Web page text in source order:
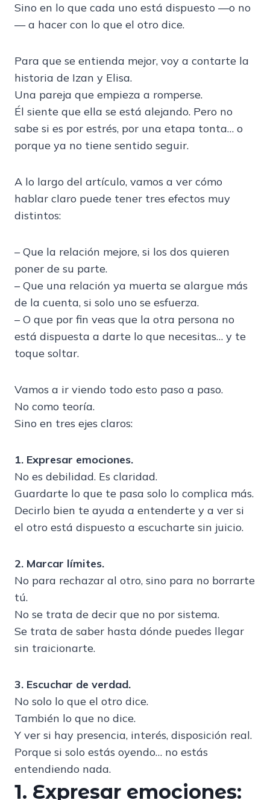
Sino en lo que cada uno está dispuesto —o no
— a hacer con lo que el otro dice.
Para que se entienda mejor, voy a contarte la
historia de Izan y Elisa.
Una pareja que empieza a romperse.
Él siente que ella se está alejando. Pero no
sabe si es por estrés, por una etapa tonta… o
porque ya no tiene sentido seguir.
A lo largo del artículo, vamos a ver cómo
hablar claro puede tener tres efectos muy
distintos:
– Que la relación mejore, si los dos quieren
poner de su parte.
– Que una relación ya muerta se alargue más
de la cuenta, si solo uno se esfuerza.
– O que por fin veas que la otra persona no
está dispuesta a darte lo que necesitas… y te
toque soltar.
Vamos a ir viendo todo esto paso a paso.
No como teoría.
Sino en tres ejes claros:
1. Expresar emociones.
No es debilidad. Es claridad.
Guardarte lo que te pasa solo lo complica más.
Decirlo bien te ayuda a entenderte y a ver si
el otro está dispuesto a escucharte sin juicio.
2. Marcar límites.
No para rechazar al otro, sino para no borrarte
tú.
No se trata de decir que no por sistema.
Se trata de saber hasta dónde puedes llegar
sin traicionarte.
3. Escuchar de verdad.
No solo lo que el otro dice.
También lo que no dice.
Y ver si hay presencia, interés, disposición real.
Porque si solo estás oyendo… no estás
entendiendo nada.
1. Expresar emociones: